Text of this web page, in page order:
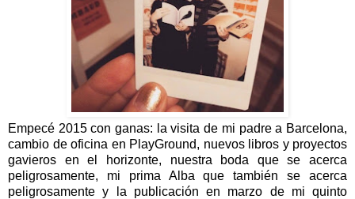
Empecé 2015 con ganas: la visita de mi padre a Barcelona,
cambio de oficina en PlayGround, nuevos libros y proyectos
gavieros en el horizonte, nuestra boda que se acerca
peligrosamente, mi prima Alba que también se acerca
peligrosamente y la publicación en marzo de mi quinto